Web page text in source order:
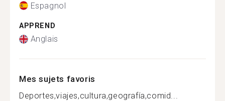
Espagnol
APPREND
Anglais
Mes sujets favoris
Deportes,viajes,cultura,geografía,comid...